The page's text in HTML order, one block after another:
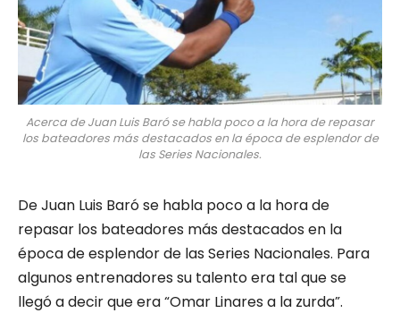
Acerca de Juan Luis Baró se habla poco a la hora de repasar
los bateadores más destacados en la época de esplendor de
las Series Nacionales.
De Juan Luis Baró se habla poco a la hora de
repasar los bateadores más destacados en la
época de esplendor de las Series Nacionales. Para
algunos entrenadores su talento era tal que se
llegó a decir que era “Omar Linares a la zurda”.